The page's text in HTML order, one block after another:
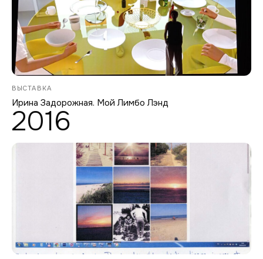
ВЫСТАВКА
Ирина Задорожная. Мой Лимбо Лэнд
2016